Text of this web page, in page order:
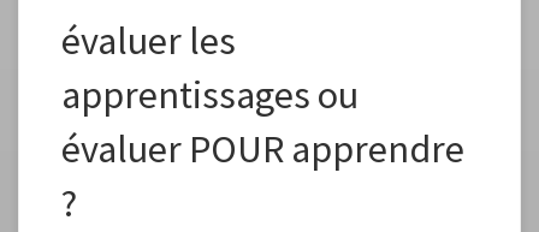
évaluer les
apprentissages ou
évaluer POUR apprendre
?